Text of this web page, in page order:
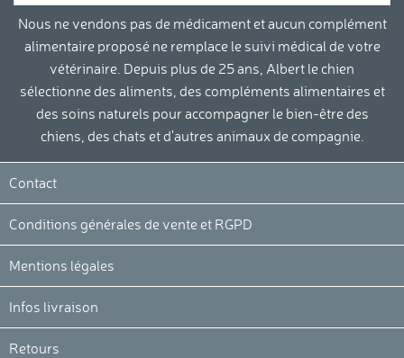
Nous ne vendons pas de médicament et aucun complément
alimentaire proposé ne remplace le suivi médical de votre
vétérinaire. Depuis plus de 25 ans, Albert le chien
sélectionne des aliments, des compléments alimentaires et
des soins naturels pour accompagner le bien-être des
chiens, des chats et d'autres animaux de compagnie.
Contact
Conditions générales de vente et RGPD
Mentions légales
Infos livraison
Retours